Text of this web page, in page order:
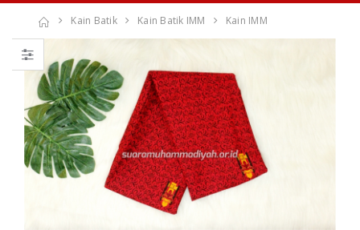
Kain Batik Kain Batik IMM Kain IMM
66 Jalan Menuju
Cinta Ilahi
Menemukan
Tuhan dalam
Luka, Cinta, dan
Kehidupan
Sehari-hari
Cara Shalat
Menurut
Himpunan
Putusan Tarjih
Muhammadiyah
Rp. 31.000